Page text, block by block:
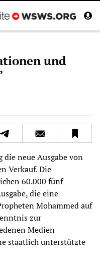
und
neue Ausgabe von
Verkauf. Die
60.000 fünf
die eine
Mohammed auf
zur
Medien
staatlich unterstützte